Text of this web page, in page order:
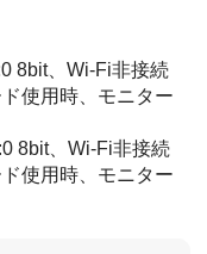
8bit、Wi-Fi非接続
使用時、モニター
8bit、Wi-Fi非接続
使用時、モニター